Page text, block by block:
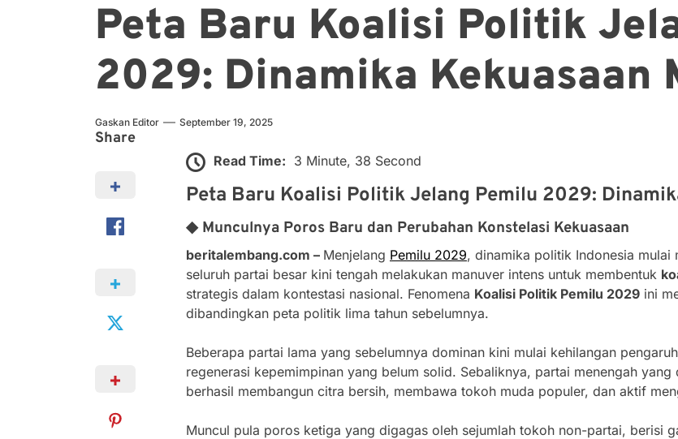
Peta Baru Koalisi Politik
2029: Dinamika Kekuasaan
Gaskan Editor September 19, 2025
Share
Read Time: 3 Minute, 38 Second
Peta Baru Koalisi Politik Jelang Pemilu 2029:
◆ Munculnya Poros Baru dan Perubahan Konstelasi Kekuasaan
beritalembang.com – Menjelang Pemilu 2029, dinamika politik Indonesia mulai
seluruh partai besar kini tengah melakukan manuver intens untuk membentuk
strategis dalam kontestasi nasional. Fenomena Koalisi Politik Pemilu 2029ini
dibandingkan peta politik lima tahun sebelumnya.
Beberapa partai lama yang sebelumnya dominan kini mulai kehilangan
regenerasi kepemimpinan yang belum solid. Sebaliknya, partai menengah
berhasil membangun citra bersih, membawa tokoh muda populer, dan aktif
Muncul pula poros ketiga yang digagas oleh sejumlah tokoh non-partai, berisi